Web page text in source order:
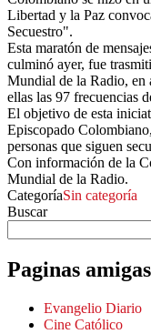
Libertad y la Paz
Secuestro".
Esta maratón de
culminó ayer, fue
Mundial de la Radio, en
ellas las 97 frecuencias
El objetivo de esta
Episcopado
personas que siguen
Con información de la
Mundial de la Radio.
CategoríaSin categoría
Buscar
Paginas amigas
Evangelio Diario
Cine Católico